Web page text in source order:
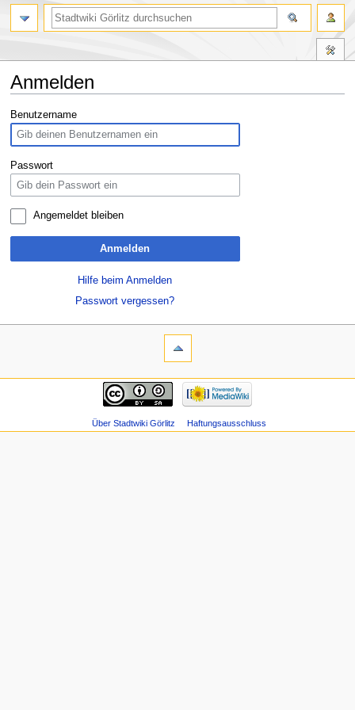
Anmelden
Zur
Navigation
springen
Zur
Suche
springen
Benutzername
Passwort
Angemeldet bleiben
Anmelden
Hilfe beim Anmelden
Passwort vergessen?
Über Stadtwiki Görlitz Haftungsausschluss